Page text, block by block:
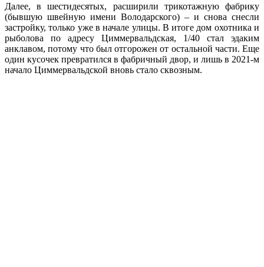
Далее, в шестидесятых, расширили трикотажную фабрику
(бывшую швейную имени Володарского) – и снова снесли
застройку, только уже в начале улицы. В итоге дом охотника и
рыболова по адресу Циммервальдская, 1/40 стал эдаким
анклавом, потому что был отгорожен от остальной части. Еще
один кусочек превратился в фабричный двор, и лишь в 2021-м
начало Циммервальдской вновь стало сквозным.